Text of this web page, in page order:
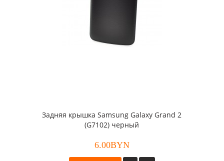
Задняя крышка Samsung Galaxy Grand 2
(G7102) черный
6.00BYN